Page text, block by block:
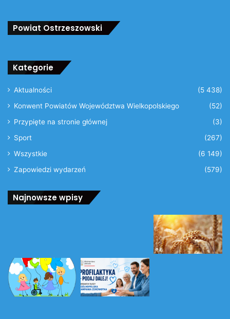
Powiat Ostrzeszowski
Kategorie
Aktualności
(5 438)
Konwent Powiatów Województwa Wielkopolskiego
(52)
Przypięte na stronie głównej
(3)
Sport
(267)
Wszystkie
(6 149)
Zapowiedzi wydarzeń
(579)
Najnowsze wpisy